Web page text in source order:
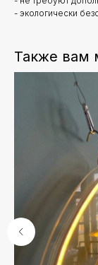
- экологически
Также вам